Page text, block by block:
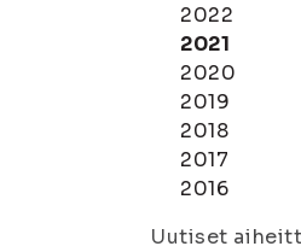
2022
2021
2020
2019
2018
2017
2016
Uutiset